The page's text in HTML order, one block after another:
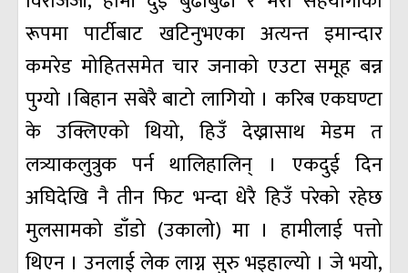
रूपमा पार्टीबाट खटिनुभएका अत्यन्त इमान्दार
कमरेड मोहितसमेत चार जनाको एउटा समूह बन्न
पुग्यो ।बिहान सबेरै बाटो लागियो । करिब एकघण्टा
के उक्लिएको थियो, हिउँ देख्नासाथ मेडम त
लत्र्याकलुत्रुक पर्न थालिहालिन् । एकदुई दिन
अघिदेखि नै तीन फिट भन्दा धेरै हिउँ परेको रहेछ
मुलसामको डाँडो (उकालो) मा । हामीलाई पत्तो
थिएन । उनलाई लेक लाग्न सुरु भइहाल्यो । जे भयो,